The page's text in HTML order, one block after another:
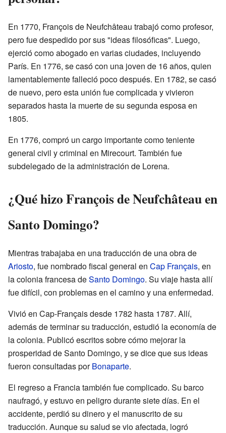
En 1770, François de Neufchâteau trabajó como profesor,
pero fue despedido por sus "ideas filosóficas". Luego,
ejerció como abogado en varias ciudades, incluyendo
París. En 1776, se casó con una joven de 16 años, quien
lamentablemente falleció poco después. En 1782, se casó
de nuevo, pero esta unión fue complicada y vivieron
separados hasta la muerte de su segunda esposa en
1805.
En 1776, compró un cargo importante como teniente
general civil y criminal en Mirecourt. También fue
subdelegado de la administración de Lorena.
¿Qué hizo François de Neufchâteau en
Santo Domingo?
Mientras trabajaba en una traducción de una obra de
Ariosto, fue nombrado fiscal general en Cap Français, en
la colonia francesa deSanto Domingo. Su viaje hasta allí
fue difícil, con problemas en el camino y una enfermedad.
Vivió en Cap-Français desde 1782 hasta 1787. Allí,
además de terminar su traducción, estudió la economía de
la colonia. Publicó escritos sobre cómo mejorar la
prosperidad de Santo Domingo, y se dice que sus ideas
fueron consultadas porBonaparte.
El regreso a Francia también fue complicado. Su barco
naufragó, y estuvo en peligro durante siete días. En el
accidente, perdió su dinero y el manuscrito de su
traducción. Aunque su salud se vio afectada, logró